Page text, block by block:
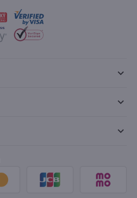
keyboard_arrow_down
keyboard_arrow_down
keyboard_arrow_down